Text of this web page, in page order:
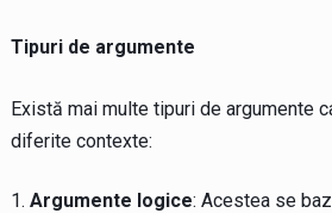
Tipuri de argumente
Există mai multe tipuri de argumente
diferite contexte:
Argumente logice: Acestea se